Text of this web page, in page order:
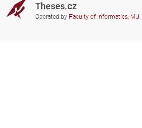
Theses.cz
Operated by Faculty of Informatics, MU,